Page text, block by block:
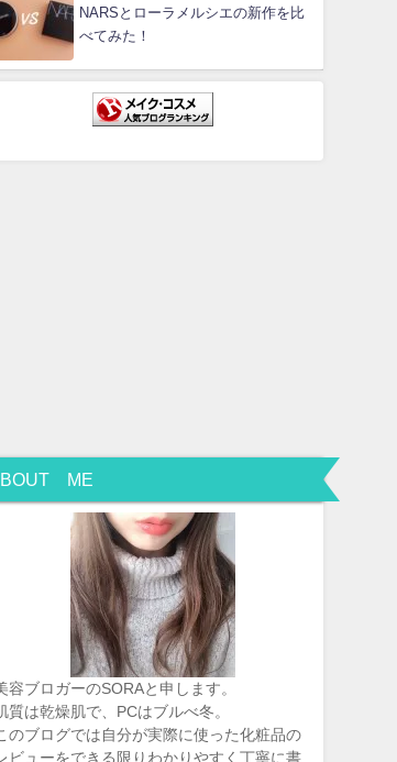
NARSとローラメルシエの新作を比
べてみた！
ME
容ブロガーのSORAと申します。
質は乾燥肌で、PCはブルべ冬。
のブログでは自分が実際に使った化粧品の
ビューをできる限りわかりやすく丁寧に書